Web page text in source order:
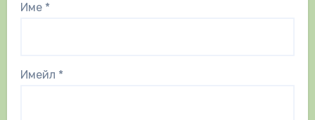
Име *
Имейл *